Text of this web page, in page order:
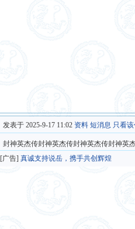
发表于 2025-9-17 11:02 资料 短消息 只看
封神英杰传封神英杰传封神英杰传封神英
[广告]真诚支持说岳，携手共创辉煌